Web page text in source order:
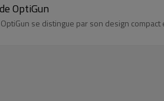
OptiGun
se distingue par son design